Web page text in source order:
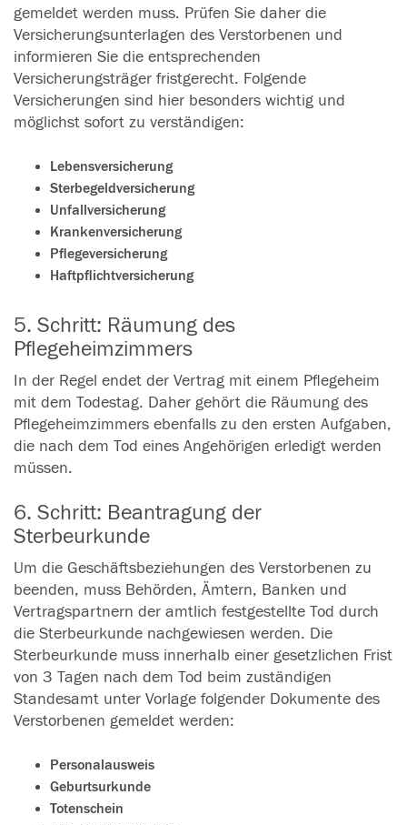
gemeldet werden muss. Prüfen Sie daher die
Versicherungsunterlagen des Verstorbenen und
informieren Sie die entsprechenden
Versicherungsträger fristgerecht. Folgende
Versicherungen sind hier besonders wichtig und
möglichst sofort zu verständigen:
Lebensversicherung
Sterbegeldversicherung
Unfallversicherung
Krankenversicherung
Pflegeversicherung
Haftpflichtversicherung
5. Schritt: Räumung des
Pflegeheimzimmers
In der Regel endet der Vertrag mit einem Pflegeheim
mit dem Todestag. Daher gehört die Räumung des
Pflegeheimzimmers ebenfalls zu den ersten Aufgaben,
die nach dem Tod eines Angehörigen erledigt werden
müssen.
6. Schritt: Beantragung der
Sterbeurkunde
Um die Geschäftsbeziehungen des Verstorbenen zu
beenden, muss Behörden, Ämtern, Banken und
Vertragspartnern der amtlich festgestellte Tod durch
die Sterbeurkunde nachgewiesen werden. Die
Sterbeurkunde muss innerhalb einer gesetzlichen Frist
von 3 Tagen nach dem Tod beim zuständigen
Standesamt unter Vorlage folgender Dokumente des
Verstorbenen gemeldet werden:
Personalausweis
Geburtsurkunde
Totenschein